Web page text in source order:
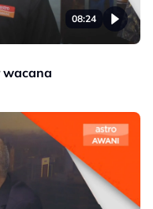
08:24
wacana